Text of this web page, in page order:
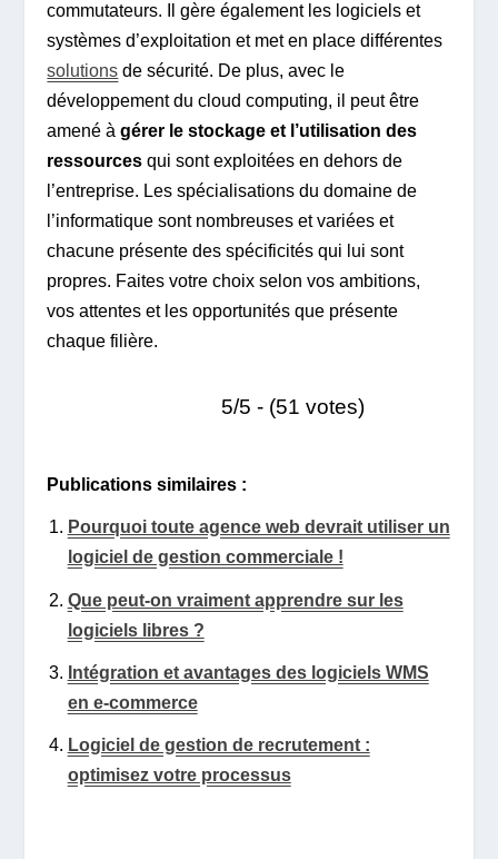
commutateurs. Il gère également les logiciels et
systèmes d’exploitation et met en place différentes
solutions de sécurité. De plus, avec le
développement du cloud computing, il peut être
amené àgérer le stockage et l’utilisation des
ressources qui sont exploitées en dehors de
l’entreprise. Les spécialisations du domaine de
l’informatique sont nombreuses et variées et
chacune présente des spécificités qui lui sont
propres. Faites votre choix selon vos ambitions,
vos attentes et les opportunités que présente
chaque filière.
5/5 - (51 votes)
Publications similaires :
Pourquoi toute agence web devrait utiliser un
logiciel de gestion commerciale !
Que peut-on vraiment apprendre sur les
logiciels libres ?
Intégration et avantages des logiciels WMS
en e-commerce
Logiciel de gestion de recrutement :
optimisez votre processus